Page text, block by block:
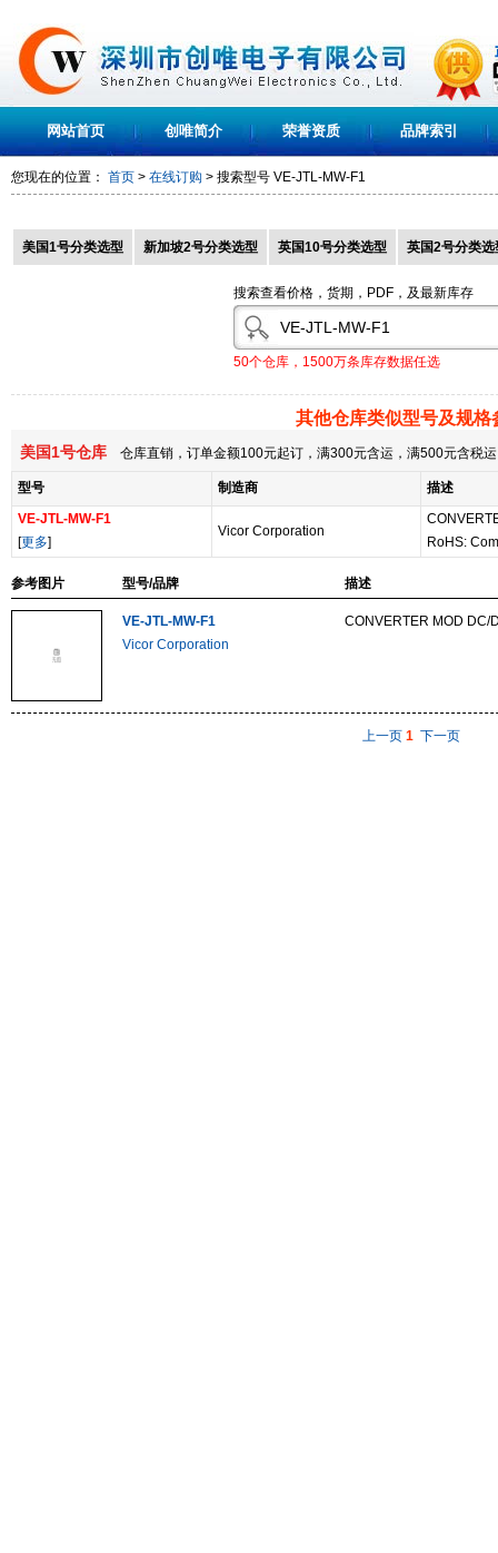
网站首页 创唯简介 荣誉资质 品牌索引
您现在的位置： 首页 > 在线订购 > 搜索型号 VE-JTL-MW-F1
美国1号分类选型 新加坡2号分类选型 英国10号分类选型 英国2号分类选
搜索查看价格，货期，PDF，及最新库存
50个仓库，1500万条库存数据任选
其他仓库类似型号及规格
美国1号仓库 仓库直销，订单金额100元起订，满300元含运，满500元含税
型号 制造商
描述
VE-JTL-MW-F1
[更多]
Vicor Corporation
RoHS:
参考图片 型号/品牌 描述
VE-JTL-MW-F1
Vicor Corporation
CONVERTER MOD DC/
上一页 1 下一页